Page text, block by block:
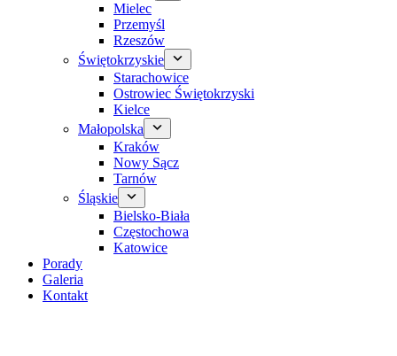
Mielec
Przemyśl
Rzeszów
Świętokrzyskie
Starachowice
Ostrowiec Świętokrzyski
Kielce
Małopolska
Kraków
Nowy Sącz
Tarnów
Śląskie
Bielsko-Biała
Częstochowa
Katowice
Porady
Galeria
Kontakt